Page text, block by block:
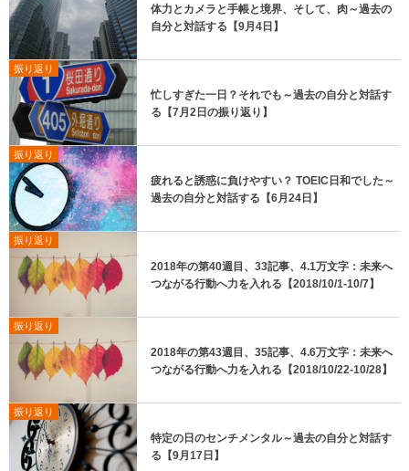
体力とカメラと手帳と境界、そして、肉～過去の
自分と対話する【9月4日】
振り返り
忙しすぎた一日？それでも～過去の自分と対話す
る【7月2日の振り返り】
振り返り
疲れると誘惑に負けやすい？ TOEIC日和でした～
過去の自分と対話する【6月24日】
振り返り
2018年の第40週目、33記事、4.1万文字：未来へ
つながる行動へ力を入れる【2018/10/1-10/7】
振り返り
2018年の第43週目、35記事、4.6万文字：未来へ
つながる行動へ力を入れる【2018/10/22-10/28】
振り返り
特定の日のセンチメンタル～過去の自分と対話す
る【9月17日】